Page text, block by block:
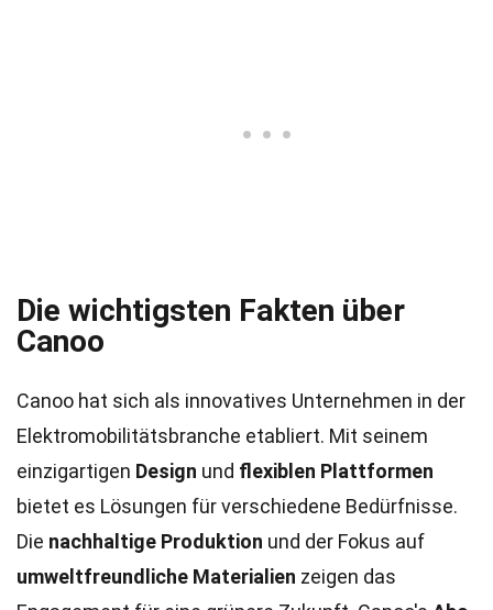
Die wichtigsten Fakten über
Canoo
Canoo hat sich als innovatives Unternehmen in der
Elektromobilitätsbranche etabliert. Mit seinem
einzigartigen Design und flexiblen Plattformen
bietet es Lösungen für verschiedene Bedürfnisse.
Die nachhaltige Produktion und der Fokus auf
umweltfreundliche Materialien zeigen das